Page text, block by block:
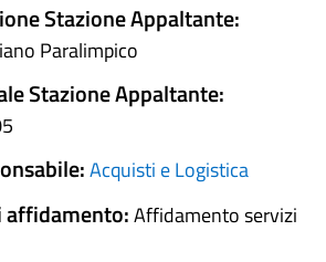
Stazione Appaltante:
Paralimpico
Stazione Appaltante:
Acquisti e Logistica
affidamento:Affidamento servizi